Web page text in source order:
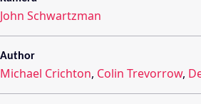
John Schwartzman
Author
Michael Crichton, Colin Trevorrow,